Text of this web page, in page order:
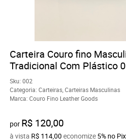
Carteira Couro fino
Tradicional Com Plástico
Sku: 002
Categoria: Carteiras Carteiras Masculinas
Marca: Couro Fino Leather Goods
por R$ 120,00
à vista R$ 114,00 economize 5% no Pix